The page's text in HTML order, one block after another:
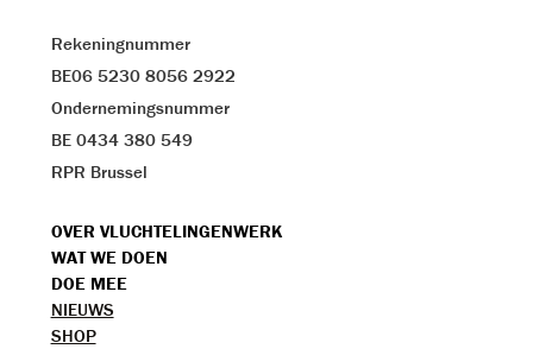
Rekeningnummer
BE06 5230 8056 2922
Ondernemingsnummer
BE 0434 380 549
RPR Brussel
VOET
MENU
OVER VLUCHTELINGENWERK
WAT WE DOEN
DOE MEE
TOPMENU
NIEUWS
SHOP